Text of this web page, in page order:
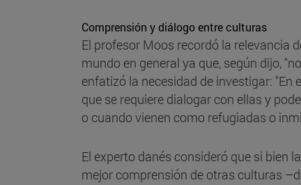
Comprensión y diálogo entre culturas
El profesor Moos recordó la relevancia
mundo en general ya que, según dijo,
enfatizó la necesidad de investigar:
que se requiere dialogar con ellas y
o cuando vienen como refugiadas o
El experto danés consideró que si bien
mejor comprensión de otras culturas